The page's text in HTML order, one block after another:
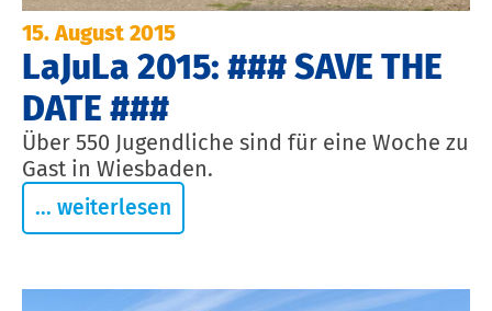
15. August 2015
LaJuLa 2015: ### SAVE THE
DATE ###
Über 550 Jugendliche sind für eine Woche zu
Gast in Wiesbaden.
... weiterlesen